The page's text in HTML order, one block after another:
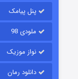
پنل پیامک
ملودی 98
نواز موزیک
دانلود رمان